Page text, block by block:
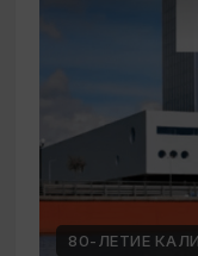
80-ЛЕТИЕ